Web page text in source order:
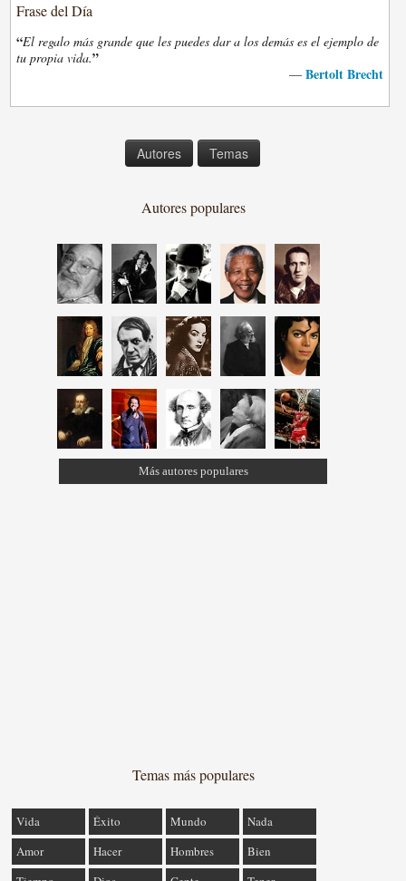
Frase del Día
“El regalo más grande que les puedes dar a los demás es el ejemplo de
tu propia vida.”
— Bertolt Brecht
Autores Temas
Autores populares
Más autores populares
Temas más populares
Vida Éxito Mundo
Nada
Amor
Hacer Hombres
Bien